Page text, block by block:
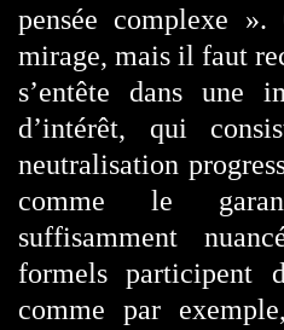
pensée complexe
mirage, mais il faut
s’entête dans une
d’intérêt, qui
neutralisation
comme le
suffisamment
formels participent
comme par